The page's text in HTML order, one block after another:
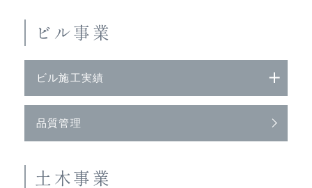
ビル事業
ビル施工実績
品質管理
土木事業